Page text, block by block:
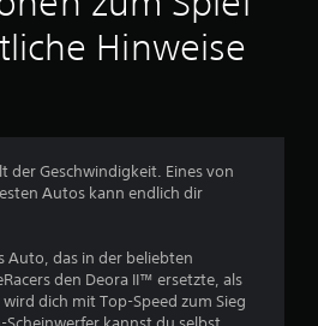
t
c
B
Hinweise
der Geschwindigkeit. Eines von
Autos kann endlich dir
Auto, das in der beliebten
den Deora II™ ersetzte, als
dich mit Top-Speed zum Sieg